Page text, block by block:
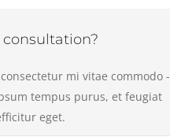
consultation?
mi vitae commodo -
tempus purus, et feugiat
eget.